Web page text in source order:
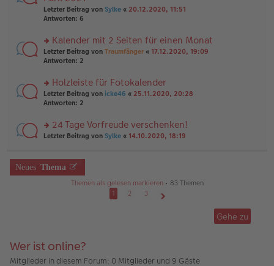
tr
a
g
n
er
tr
a
g
r
u
n
el
es
e
B
ei
tr
g
Letzter Beitrag von Sylke « 20.12.2020, 11:51
Antworten: 6
rs
te
n
g
el
e
n
ei
tr
Kalender mit 2 Seiten für einen Monat
Letzter Beitrag von Traumfänger « 17.12.2020, 19:09
Antworten: 2
rs
te
n
g
es
e
n
Holzleiste für Fotokalender
Letzter Beitrag von icke46 « 25.11.2020, 20:28
Antworten: 2
rs
u
n
ei
a
24 Tage Vorfreude verschenken!
Letzter Beitrag von Sylke « 14.10.2020, 18:19
Neues Thema
Themen als gelesen markieren• 83 Themen
1
2
3
Gehe zu
Wer ist online?
Mitglieder in diesem Forum: 0 Mitglieder und 9 Gäste